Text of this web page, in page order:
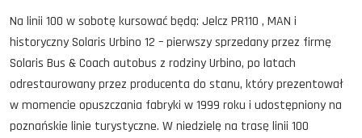
Na linii 100 w sobotę kursować będą: Jelcz PR110 , MAN i
historyczny Solaris Urbino 12 – pierwszy sprzedany przez firmę
Solaris Bus & Coach autobus z rodziny Urbino, po latach
odrestaurowany przez producenta do stanu, który prezentował
w momencie opuszczania fabryki w 1999 roku i udostępniony na
poznańskie linie turystyczne. W niedzielę na trasę linii 100